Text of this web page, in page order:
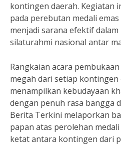
kontingen daerah. Kegiatan
pada perebutan medali
menjadi sarana efektif
silaturahmi nasional antar
Rangkaian acara
megah dari setiap kontingen
menampilkan kebudayaan
dengan penuh rasa bangga
Berita Terkini melaporkan
papan atas perolehan
ketat antara kontingen dari